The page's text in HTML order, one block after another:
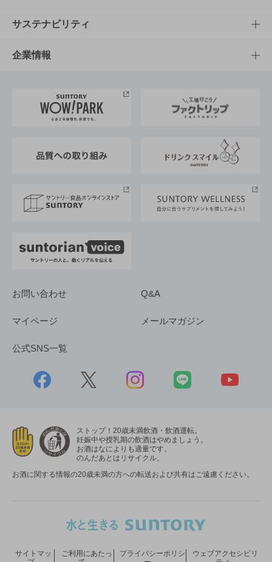
商品発売情報
栄養成分一覧
キャンペーン
工場見学
地域情報
文化・スポーツTOP
サントリーホール
サントリーサンバーズ大阪
サステナビリティ
サステナビリティTOP
サントリーが考えるサステナビリティ経営
企業情報
企業概要
採用情報
お問い合わせ Q&A
マイページ メールマガジン
公式SNS一覧
ストップ！20歳未満飲酒・飲酒運転。
妊娠中や授乳期の飲酒はやめましょう。
お酒はなによりも適量です。
のんだあとはリサイクル。
お酒に関する情報の20歳未満の方への転送および共有はご遠慮ください。
サイトマッ
ご利用にあたっ
プライバシーポリシ
ウェブアクセシビリ